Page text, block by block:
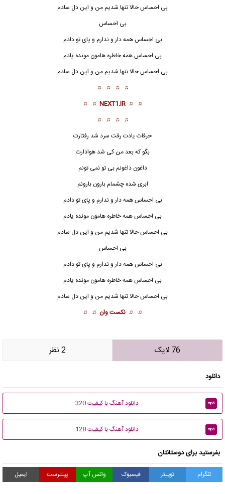
بی احساس حالا تنها شدیم من و این دل سادم
بی احساس
بی احساس همه دار و ندارم و پای تو دادم
بی احساس همه خاطره هامون مونده یادم
بی احساس حالا تنها شدیم من و این دل سادم
♫ ♫ ♫ ♫
♫ ♫
NEXT1.IR
♫ ♫
♫ ♫ ♫ ♫
حرفات یادت رفت سرد شد رفتارت
بگو که بعد من کی شد هوادارت
داغون داغونم بی تو نمی تونم
ابری شده چشمام بارون بارونم
بی احساس همه دار و ندارم و پای تو دادم
بی احساس همه خاطره هامون مونده یادم
بی احساس حالا تنها شدیم من و این دل سادم
بی احساس
بی احساس همه دار و ندارم و پای تو دادم
بی احساس همه خاطره هامون مونده یادم
بی احساس حالا تنها شدیم من و این دل سادم
♫ ♫ نکست وان ♫ ♫
76 لایک 2 نظر
دانلود
mp3 دانلود آهنگ با کیفیت 320
mp3 دانلود آهنگ با کیفیت 128
بفرستید برای دوستانتان
تلگرام توییتر فیسبوک واتس آپ پینترست ایمیل